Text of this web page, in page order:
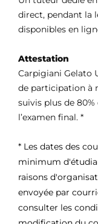
direct, pendant la
disponibles en
Attestation
Carpigiani Gelato
de participation à
suivis plus de
l’examen final. *
* Les dates des
minimum
raisons
envoyée par
consulter les